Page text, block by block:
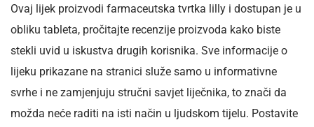
Ovaj lijek proizvodi farmaceutska tvrtka lilly i dostupan je u
obliku tableta, pročitajte recenzije proizvoda kako biste
stekli uvid u iskustva drugih korisnika. Sve informacije o
lijeku prikazane na stranici služe samo u informativne
svrhe i ne zamjenjuju stručni savjet liječnika, to znači da
možda neće raditi na isti način u ljudskom tijelu. Postavite